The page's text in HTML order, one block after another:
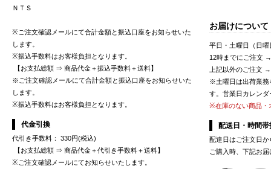
ＮＴＳ
※ご注文確認メールにて合計金額と振込口座をお知らせいた
します。
※振込手数料はお客様負担となります。
【お支払総額 ⇒ 商品代金＋振込手数料＋送料】
※ご注文確認メールにて合計金額と振込口座をお知らせいた
します。
※振込手数料はお客様負担となります。
代金引換
代引き手数料： 330円(税込)
【お支払総額 ⇒ 商品代金＋代引き手数料＋送料】
※ご注文確認メールにてお知らせいたします。
お届けについて
平日・土曜日（日
12時までにご注文
上記以外のご注文
※土曜日は出荷業務
す。営業日カレン
※在庫のない商品・
配送日・時間帯
配達日はご注文日
ご購入時、下記お